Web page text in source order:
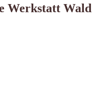
Werkstatt Wald